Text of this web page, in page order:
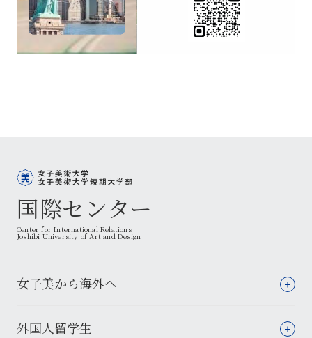
国際センター
Center for International Relations
Joshibi University of Art and Design
女子美から海外へ
外国人留学生